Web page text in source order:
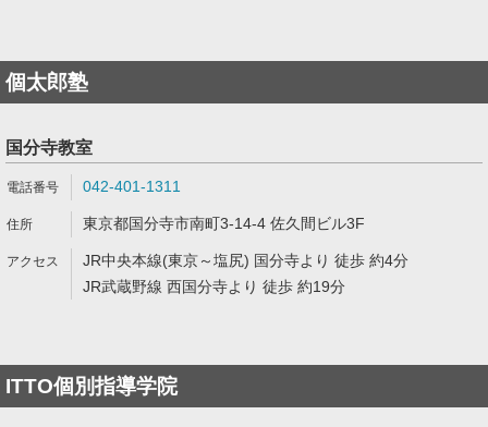
個太郎塾
国分寺教室
042-401-1311
東京都国分寺市南町3-14-4 佐久間ビル3F
JR中央本線(東京～塩尻) 国分寺より 徒歩 約4分
JR武蔵野線 西国分寺より 徒歩 約19分
ITTO個別指導学院